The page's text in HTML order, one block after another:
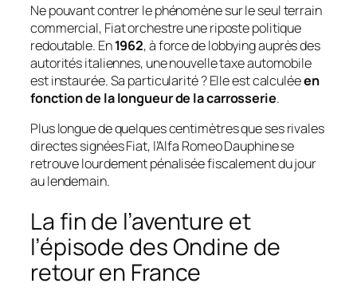
Ne pouvant contrer le phénomène sur le seul terrain
commercial, Fiat orchestre une riposte politique
redoutable. En1962, à force de lobbying auprès des
autorités italiennes, une nouvelle taxe automobile
est instaurée. Sa particularité ? Elle est calculéeen
fonction de la longueur de la carrosserie.
Plus longue de quelques centimètres que ses rivales
directes signées Fiat, l’Alfa Romeo Dauphine se
retrouve lourdement pénalisée fiscalement du jour
au lendemain.
La fin de l’aventure et
l’épisode des Ondine de
retour en France